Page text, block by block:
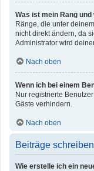
Was ist mein Rang
Ränge, die unter
nicht direkt ändern, da
Administrator wird
Nach oben
Wenn ich bei einem
Nur registrierte
Gäste verhindern.
Nach oben
Beiträge schreiben
Wie erstelle ich ein